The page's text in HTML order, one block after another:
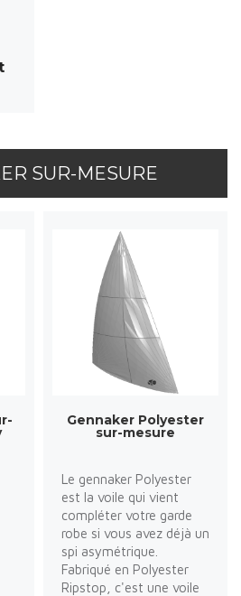
SUR-MESURE
Gennaker Polyester
sur-mesure
Le gennaker Polyester
est la voile qui vient
compléter votre garde
robe si vous avez déjà un
spi asymétrique.
Fabriqué en Polyester
Ripstop, c'est une voile